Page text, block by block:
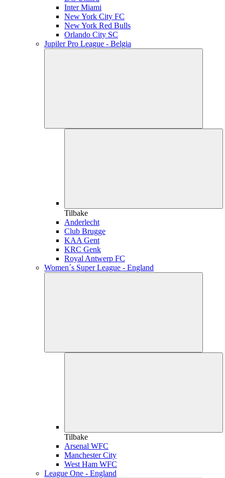
Inter Miami
New York City FC
New York Red Bulls
Orlando City SC
Jupiler Pro League - Belgia
Tilbake
Anderlecht
Club Brugge
KAA Gent
KRC Genk
Royal Antwerp FC
Women´s Super League - England
Tilbake
Arsenal WFC
Manchester City
West Ham WFC
League One - England